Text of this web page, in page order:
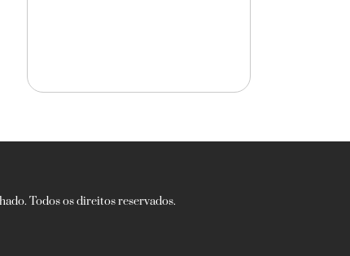
Todos os direitos reservados.